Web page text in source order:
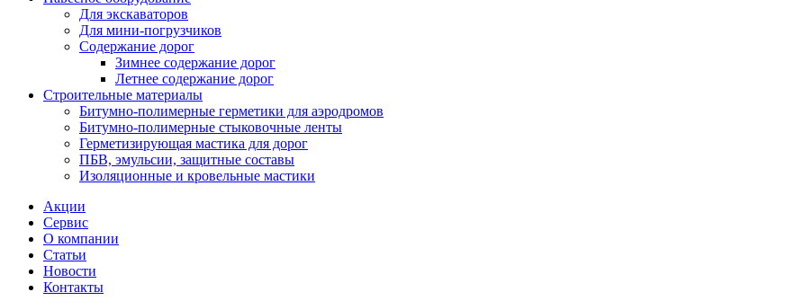
Для экскаваторов
Для мини-погрузчиков
Содержание дорог
Зимнее содержание дорог
Летнее содержание дорог
Строительные материалы
Битумно-полимерные герметики для аэродромов
Битумно-полимерные стыковочные ленты
Герметизирующая мастика для дорог
ПБВ, эмульсии, защитные составы
Изоляционные и кровельные мастики
Акции
Сервис
О компании
Статьи
Новости
Контакты